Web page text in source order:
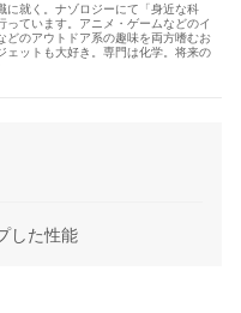
に就く。ナゾロジーにて「身近な科
ています。アニメ・ゲームなどのイ
どのアウトドア系の趣味を両方嗜むお
ェットも大好き。専門は化学。将来の
した性能